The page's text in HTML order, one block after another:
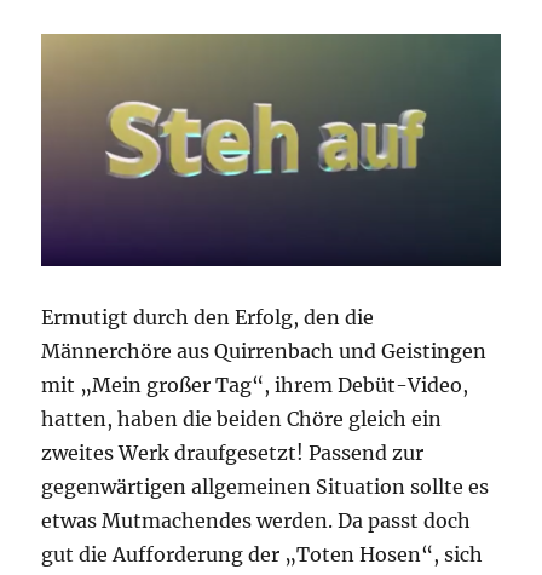
Ermutigt durch den Erfolg, den die
Männerchöre aus Quirrenbach und Geistingen
mit „Mein großer Tag“, ihrem Debüt-Video,
hatten, haben die beiden Chöre gleich ein
zweites Werk draufgesetzt! Passend zur
gegenwärtigen allgemeinen Situation sollte es
etwas Mutmachendes werden. Da passt doch
gut die Aufforderung der „Toten Hosen“, sich